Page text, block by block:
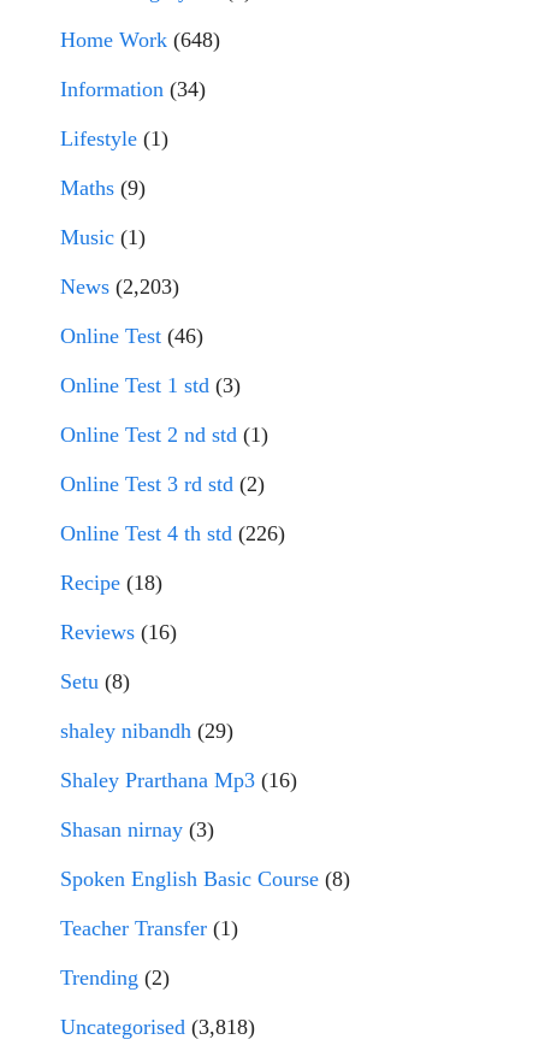
Home Work (648)
Information (34)
Lifestyle (1)
Maths (9)
Music (1)
News (2,203)
Online Test (46)
Online Test 1 std (3)
Online Test 2 nd std (1)
Online Test 3 rd std (2)
Online Test 4 th std (226)
Recipe (18)
Reviews (16)
Setu (8)
shaley nibandh (29)
Shaley Prarthana Mp3 (16)
Shasan nirnay (3)
Spoken English Basic Course (8)
Teacher Transfer (1)
Trending (2)
Uncategorised (3,818)